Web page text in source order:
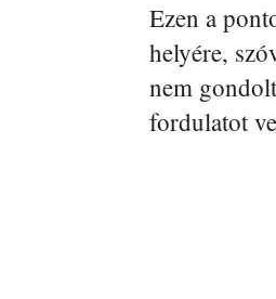
Ezen a
helyére,
nem
fordulatot